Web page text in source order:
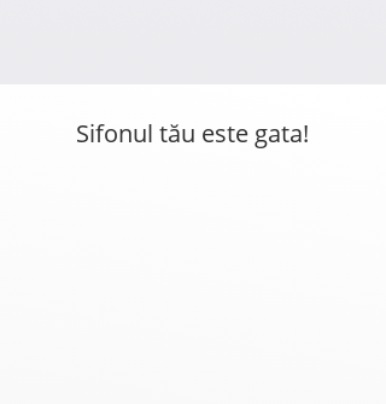
Sifonul tău este gata!